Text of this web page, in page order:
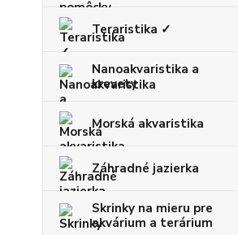
Teraristika ✓
Nanoakvaristika a
krevety
Morská akvaristika
Záhradné jazierka
Skrinky na mieru pre
akvárium a terárium